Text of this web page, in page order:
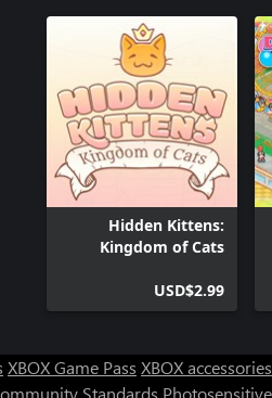
Hidden Kittens:
Kingdom of Cats
USD$2.99
XBOX Game Pass XBOX accessories